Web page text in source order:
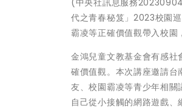
代之青春秘笈」2023校園
霸凌等正確價值觀帶入校園
金鴻兒童文教基金會有感
確價值觀。本次講座邀請
友、校園霸凌等青少年相
自己從小接觸的網路遊戲